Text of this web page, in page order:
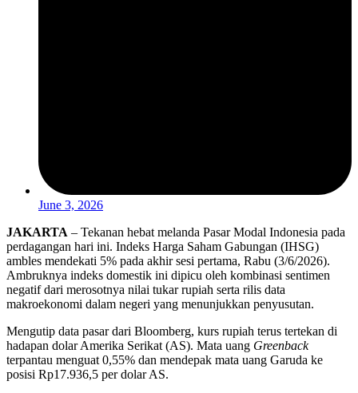
June 3, 2026
JAKARTA – Tekanan hebat melanda Pasar Modal Indonesia pada
perdagangan hari ini. Indeks Harga Saham Gabungan (IHSG)
ambles mendekati 5% pada akhir sesi pertama, Rabu (3/6/2026).
Ambruknya indeks domestik ini dipicu oleh kombinasi sentimen
negatif dari merosotnya nilai tukar rupiah serta rilis data
makroekonomi dalam negeri yang menunjukkan penyusutan.
Mengutip data pasar dari Bloomberg, kurs rupiah terus tertekan di
hadapan dolar Amerika Serikat (AS). Mata uang Greenback
terpantau menguat 0,55% dan mendepak mata uang Garuda ke
posisi Rp17.936,5 per dolar AS.